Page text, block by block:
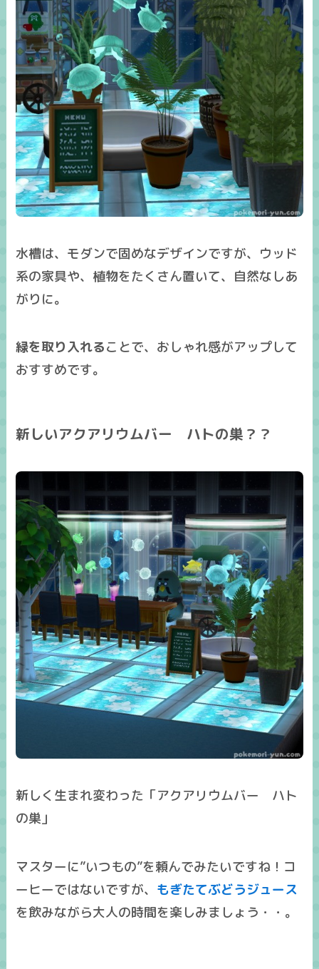
水槽は、モダンで固めなデザインですが、ウッド
系の家具や、植物をたくさん置いて、自然なしあ
がりに。
緑を取り入れることで、 おしゃれ感がアップして
おすすめです。
新しいアクアリウムバー ハトの巣？？
新しく生まれ変わった「アクアリウムバー ハト
の巣」
マスターに”いつもの”を頼んでみたいですね！コ
ーヒーではないですが、 もぎたてぶどうジュース
を飲みながら大人の時間を楽しみましょう・・。